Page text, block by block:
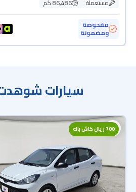
مستعملة
86,486 كم
مفحوصة
ومضمونة
سيارات
700 ريال كاش باك